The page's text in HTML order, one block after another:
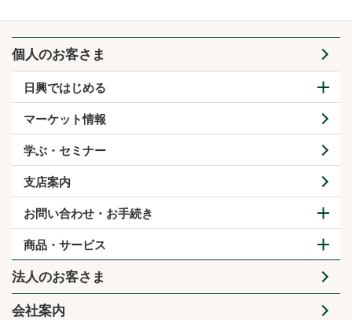
個人のお客さま
日興ではじめる
マーケット情報
学ぶ・セミナー
支店案内
お問い合わせ・お手続き
商品・サービス
法人のお客さま
会社案内